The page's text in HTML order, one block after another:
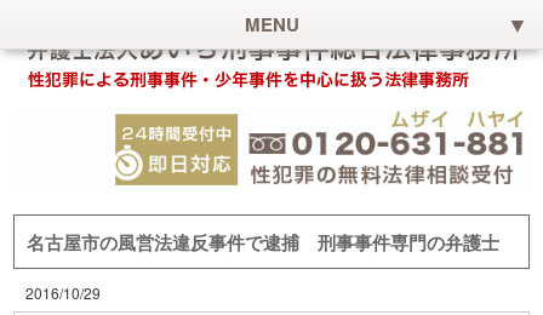
MENU
名古屋市の風営法違反事件で逮捕 刑事事件専門の弁護士
2016/10/29